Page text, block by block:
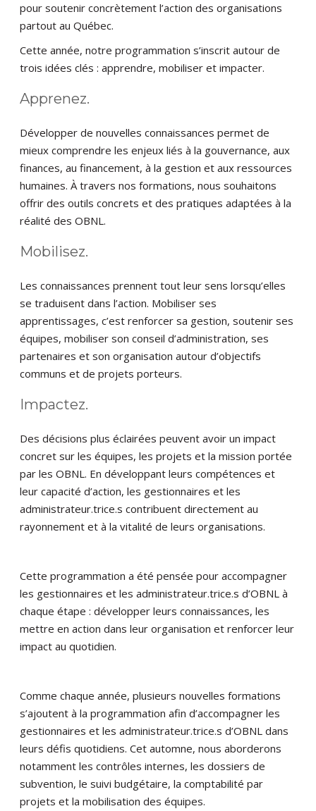
pour soutenir concrètement l’action des organisations
partout au Québec.
Cette année, notre programmation s’inscrit autour de
trois idées clés : apprendre, mobiliser et impacter.
Apprenez.
Développer de nouvelles connaissances permet de
mieux comprendre les enjeux liés à la gouvernance, aux
finances, au financement, à la gestion et aux ressources
humaines. À travers nos formations, nous souhaitons
offrir des outils concrets et des pratiques adaptées à la
réalité des OBNL.
Mobilisez.
Les connaissances prennent tout leur sens lorsqu’elles
se traduisent dans l’action. Mobiliser ses
apprentissages, c’est renforcer sa gestion, soutenir ses
équipes, mobiliser son conseil d’administration, ses
partenaires et son organisation autour d’objectifs
communs et de projets porteurs.
Impactez.
Des décisions plus éclairées peuvent avoir un impact
concret sur les équipes, les projets et la mission portée
par les OBNL. En développant leurs compétences et
leur capacité d’action, les gestionnaires et les
administrateur.trice.s contribuent directement au
rayonnement et à la vitalité de leurs organisations.
Cette programmation a été pensée pour accompagner
les gestionnaires et les administrateur.trice.s d’OBNL à
chaque étape : développer leurs connaissances, les
mettre en action dans leur organisation et renforcer leur
impact au quotidien.
Comme chaque année, plusieurs nouvelles formations
s’ajoutent à la programmation afin d’accompagner les
gestionnaires et les administrateur.trice.s d’OBNL dans
leurs défis quotidiens. Cet automne, nous aborderons
notamment les contrôles internes, les dossiers de
subvention, le suivi budgétaire, la comptabilité par
projets et la mobilisation des équipes.